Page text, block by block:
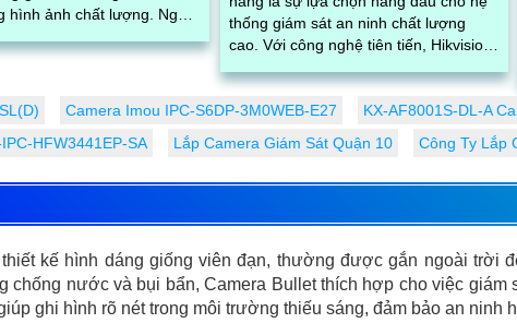
ảnh chất lượng. Ngoài
thống giám sát an ninh chất lượng
cao. Với công nghệ tiên tiến, Hikvision
tin cậy cao và tính năng thông minh
Camera Imou IPC-S6DP-3M0WEB-E27 KX-AF8001S-DL-A
HFW3441EP-SA Lắp Camera Giám Sát Quận 10 Công Ty Lắp
kế hình dáng giống viên đạn, thường được gắn ngoài trời
nước và bụi bẩn, Camera Bullet thích hợp cho việc giám
ghi hình rõ nét trong môi trường thiếu sáng, đảm bảo an ninh